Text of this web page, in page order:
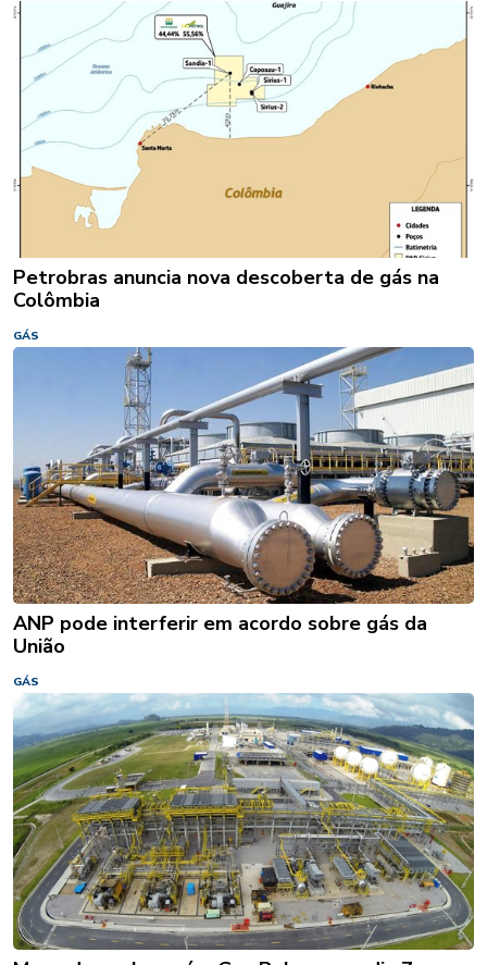
Petrobras anuncia nova descoberta de gás na
Colômbia
GÁS
ANP pode interferir em acordo sobre gás da
União
GÁS